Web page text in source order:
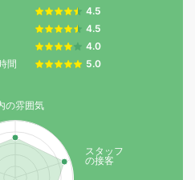
4.5
4.5
4.0
間
5.0
の雰囲気
スタッフ
の接客